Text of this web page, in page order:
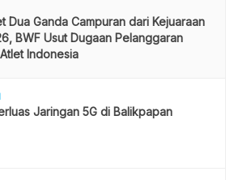
Dua Ganda Campuran dari Kejuaraan
BWF Usut Dugaan Pelanggaran
Indonesia
Jaringan 5G di Balikpapan